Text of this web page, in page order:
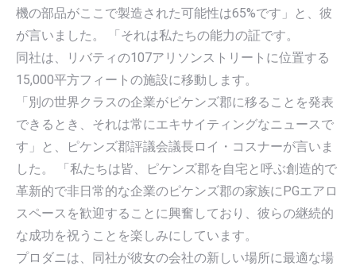
機の部品がここで製造された可能性は65%です」と、彼
が言いました。 「それは私たちの能力の証です。
同社は、リバティの107アリソンストリートに位置する
15,000平方フィートの施設に移動します。
「別の世界クラスの企業がピケンズ郡に移ることを発表
できるとき、それは常にエキサイティングなニュースで
す」と、ピケンズ郡評議会議長ロイ・コスナーが言いま
した。 「私たちは皆、ピケンズ郡を自宅と呼ぶ創造的で
革新的で非日常的な企業のピケンズ郡の家族にPGエアロ
スペースを歓迎することに興奮しており、彼らの継続的
な成功を祝うことを楽しみにしています。
プロダニは、同社が彼女の会社の新しい場所に最適な場